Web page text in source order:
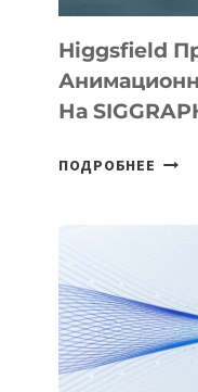
Higgsfield
На
ПОДРОБНЕЕ
BÖRÜ
НА